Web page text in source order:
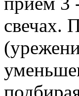
свечах.